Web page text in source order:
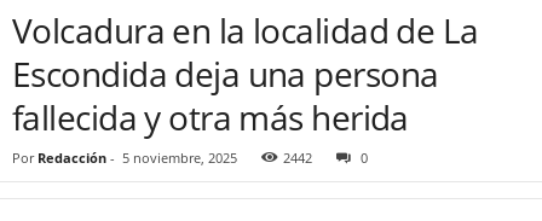
Volcadura en la localidad de La
Escondida deja una persona
fallecida y otra más herida
Por Redacción - 5 noviembre, 2025 2442 0